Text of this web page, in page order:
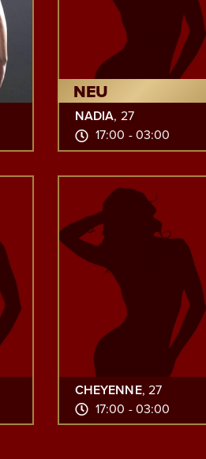
NEU
NADIA, 27
17:00 - 03:00
CHEYENNE, 27
17:00 - 03:00